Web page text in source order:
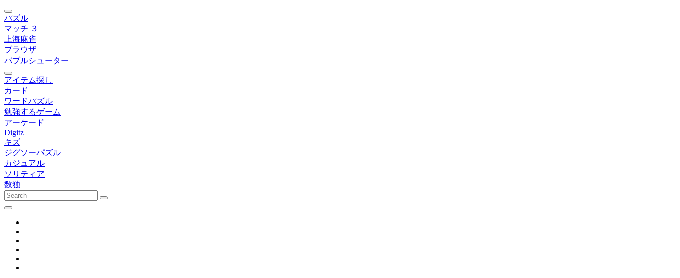
パズル
マッチ ３
上海麻雀
ブラウザ
バブルシューター
アイテム探し
カード
ワードパズル
勉強するゲーム
アーケード
Digitz
キズ
ジグソーパズル
カジュアル
ソリティア
数独